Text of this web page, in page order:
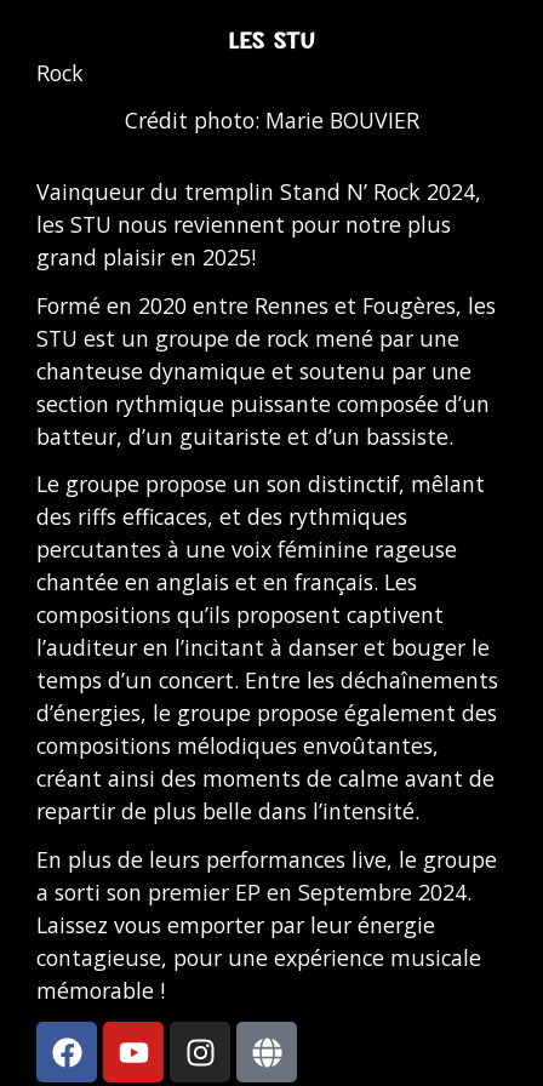
LES STU
Rock
Crédit photo: Marie BOUVIER
Vainqueur du tremplin Stand N’ Rock 2024,
les STU nous reviennent pour notre plus
grand plaisir en 2025!
Formé en 2020 entre Rennes et Fougères, les
STU est un groupe de rock mené par une
chanteuse dynamique et soutenu par une
section rythmique puissante composée d’un
batteur, d’un guitariste et d’un bassiste.
Le groupe propose un son distinctif, mêlant
des riffs efficaces, et des rythmiques
percutantes à une voix féminine rageuse
chantée en anglais et en français. Les
compositions qu’ils proposent captivent
l’auditeur en l’incitant à danser et bouger le
temps d’un concert. Entre les déchaînements
d’énergies, le groupe propose également des
compositions mélodiques envoûtantes,
créant ainsi des moments de calme avant de
repartir de plus belle dans l’intensité.
En plus de leurs performances live, le groupe
a sorti son premier EP en Septembre 2024.
Laissez vous emporter par leur énergie
contagieuse, pour une expérience musicale
mémorable !
F
a
Y
o
I
n
G
l